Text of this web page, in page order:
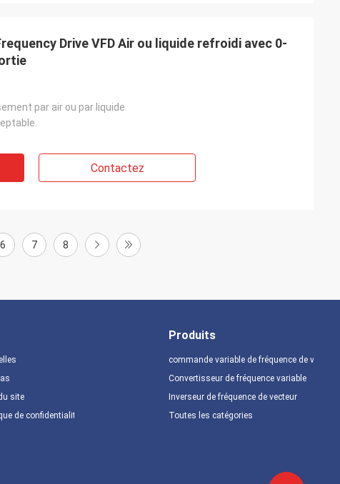
Drive VFD Air ou liquide refroidi avec 0-
par air ou par liquide
Contactez
6 7 8
site
de confidentialité
Produits
commande variable de fréquence de vfd
Convertisseur de fréquence variable
Inverseur de fréquence de vecteur
Toutes les catégories